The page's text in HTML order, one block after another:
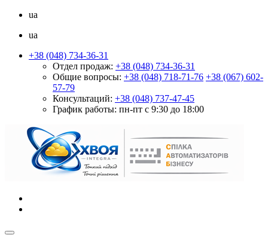
ua
ua
+38 (048) 734-36-31
Отдел продаж: +38 (048) 734-36-31
Общие вопросы: +38 (048) 718-71-76 +38 (067) 602-
57-79
Консультаций: +38 (048) 737-47-45
График работы: пн-пт с 9:30 до 18:00